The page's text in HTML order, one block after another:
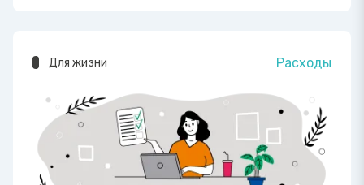
Для жизни Расходы